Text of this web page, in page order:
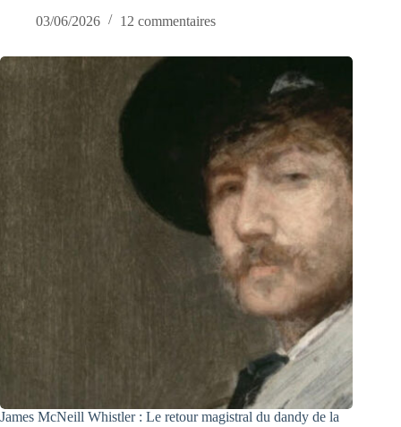
03/06/2026
12 commentaires
James McNeill Whistler : Le retour magistral du dandy de la